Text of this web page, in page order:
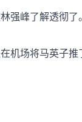
强峰了解透彻了。
场将马英子